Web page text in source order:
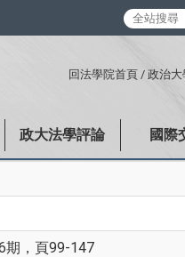
回法學院首頁 / 政治大
政大法學評論 國際
期，頁99-147